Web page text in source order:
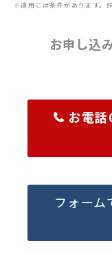
※適用には条件があります。
お申し込
お電
フォー